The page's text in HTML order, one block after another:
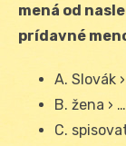
mená od
prídavné
A. Slovák
B. žena ›
C.